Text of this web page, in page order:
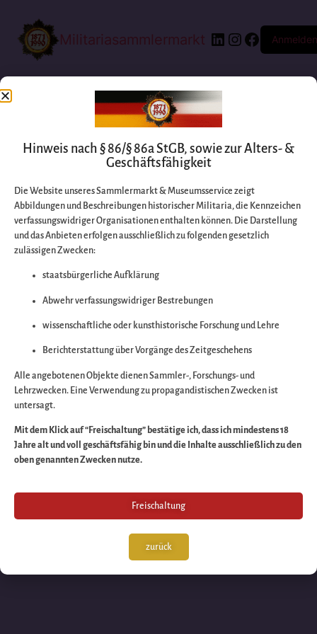
Militariasammlermarkt Anmelden
Entschuldigen Sie
bitte die
Wir arbeiten an
großartigen Sache
schauen Sie bald
wieder vorbei!
Hinweis nach § 86/§ 86a StGB, sowie zur Alters- &
Geschäftsfähigkeit
Die Website unseres Sammlermarkt & Museumsservice zeigt
Abbildungen und Beschreibungen historischer Militaria, die Kennzeichen
verfassungswidriger Organisationen enthalten können. Die Darstellung
und das Anbieten erfolgen ausschließlich zu folgenden gesetzlich
zulässigen Zwecken:
staatsbürgerliche Aufklärung
Abwehr verfassungswidriger Bestrebungen
wissenschaftliche oder kunsthistorische Forschung und Lehre
Berichterstattung über Vorgänge des Zeitgeschehens
Alle angebotenen Objekte dienen Sammler-, Forschungs- und
Lehrzwecken. Eine Verwendung zu propagandistischen Zwecken ist
untersagt.
Mit dem Klick auf “Freischaltung” bestätige ich, dass ich mindestens 18
Jahre alt und voll geschäftsfähig bin und die Inhalte ausschließlich zu den
oben genannten Zwecken nutze.
Freischaltung
zurück